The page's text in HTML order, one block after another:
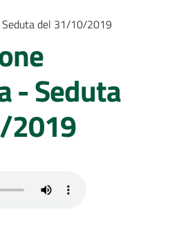
del 31/10/2019
- Seduta
2019